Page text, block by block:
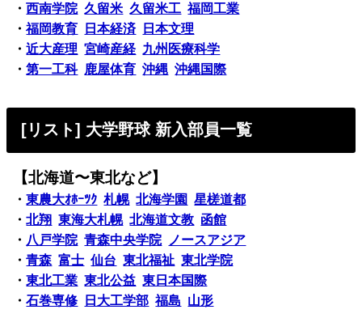
・西南学院 久留米 久留米工 福岡工業
・福岡教育 日本経済
日本文理
・近大産理 宮崎産経 九州医療科学
・第一工科 鹿屋体育 沖縄 沖縄国際
[リスト] 大学野球 新入部員一覧
【北海道〜東北など】
・東農大ｵﾎｰﾂｸ 札幌 北海学園
星槎道都
・北翔 東海大札幌 北海道文教 函館
・ 八戸学院 青森中央学院
ノースアジア
・青森 富士 仙台 東北福祉 東北学院
・東北工業 東北公益 東日本国際
・石巻専修 日大工学部 福島 山形